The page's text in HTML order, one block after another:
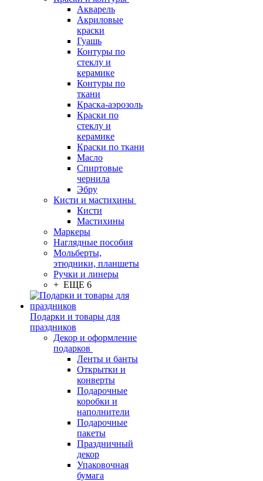
Акварель
Акриловые
краски
Гуашь
Контуры по
стеклу и
керамике
Контуры по
ткани
Краска-аэрозоль
Краски по
стеклу и
керамике
Краски по ткани
Масло
Спиртовые
чернила
Эбру
Кисти и мастихины
Кисти
Мастихины
Маркеры
Наглядные пособия
Мольберты,
этюдники, планшеты
Ручки и линеры
+ ЕЩЕ 6
Подарки и товары для
праздников
Декор и оформление
подарков
Ленты и банты
Открытки и
конверты
Подарочные
коробки и
наполнители
Подарочные
пакеты
Праздничный
декор
Упаковочная
бумага